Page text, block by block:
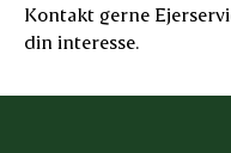
Kontakt gerne
din interesse.